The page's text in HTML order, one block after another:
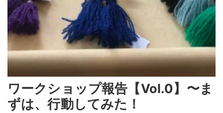
ワークショップ報告【Vol.0】〜ま
ずは、行動してみた！